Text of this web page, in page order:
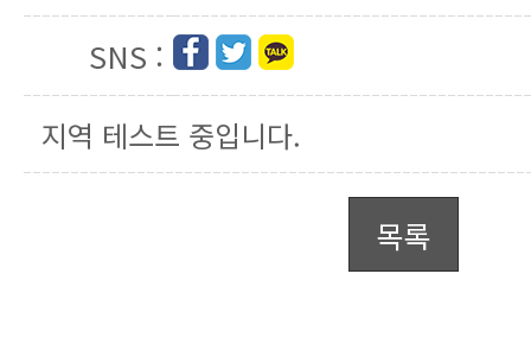
SNS :
지역 테스트 중입니다.
목록